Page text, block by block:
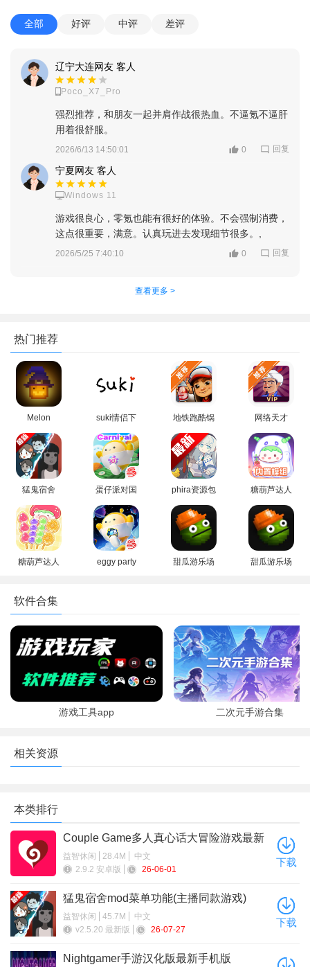
甜瓜游乐场25.0国际版怎么调中文
1、首先在手机上找到游戏击进入。
2、进入APP后点击设置进入。
3、进入设置后点击通用设置进入画面。
4、进入通用设置后点击进入最后一个选项多语言环境。
5、最后点击选择简体中文即可成功将游戏调成中文。
甜瓜游乐场25.0国际版7723汉化版自带模组
游戏亮点
模组扩展：游戏支持添加各种模组，让玩家能够根据自己的
喜好和需求来扩展游戏内容。这些模组可能包含新的角色、道
具、场景等，为游戏增添更多的趣味性和挑战性。
多人在线合作：游戏支持多人在线合作，玩家可以邀请朋友
一同冒险、建造，共同完成任务和挑战。这种合作模式不仅增加
动态天气和季节系统：游戏中有四季轮回和动态的天气系
统，不同的季节和天气将影响生物行为、资源分布和玩家的冒险
体验。这种设计让游戏世界更加真实和生动。
游戏优势
1、适合打发打发时间的好游戏；
3、像素卡通的游戏界面设计还是很到位的；
- 新材料：石头、砖块、原木、三层玻璃
- 新物品：火杖和木桶
- 所有输入字段现在均可进行数学运算
- 添加了对象选择模式
- 现在可以关闭可调整大小对象的轮廓
- 改进了游侠模式
全部 好评 中评 差评
辽宁大连网友 客人
Poco_X7_Pro
强烈推荐，和朋友一起并肩作战很热血。不逼氪不逼肝
用着很舒服。
2026/6/13 14:50:01 0 回复
宁夏网友 客人
Windows 11
游戏很良心，零氪也能有很好的体验。不会强制消费，
这点很重要，满意。认真玩进去发现细节很多。,
2026/5/25 7:40:10 0 回复
查看更多 >
热门推荐
Melon
Sandbox甜
瓜国际版
36.7下载免
费版
suki情侣下
载最新版本
地铁跑酷锅
巴洛阳同款
版本下载
网络天才
akinator下
载安卓中文
版
猛鬼宿舍
mod菜单功
能(主播同款
游戏)
蛋仔派对国
际服Eggy
Party下载正
版
phira资源包
下载安卓最
新版
糖葫芦达人
正版游戏
2026下载
(Tanghulu
Master)
糖葫芦达人
(Tanghulu
Master)官方
eggy party
甜瓜游乐场
甜瓜游乐场
软件合集
游戏工具app 二次元手游合集
相关资源
本类排行
Couple Game多人真心话大冒险游戏最新
版本2026
益智休闲 28.4M
中文
2.9.2 安卓版
26-06-01
下载
猛鬼宿舍mod菜单功能(主播同款游戏)
益智休闲 45.7M
中文
v2.5.20 最新版
26-07-27
下载
Nightgamer手游汉化版最新手机版